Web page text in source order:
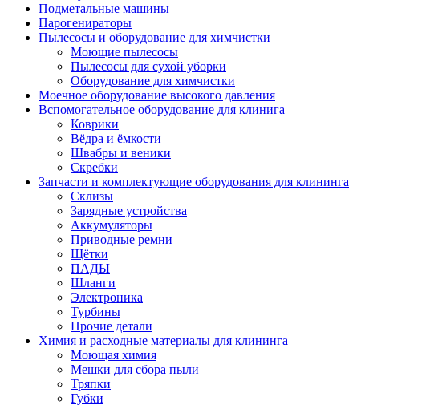
Подметальные машины
Парогенираторы
Пылесосы и оборудование для химчистки
Моющие пылесосы
Пылесосы для сухой уборки
Оборудование для химчистки
Моечное оборудование высокого давления
Вспомогательное оборудование для клинига
Коврики
Вёдра и ёмкости
Швабры и веники
Скребки
Запчасти и комплектующие оборудования для клининга
Склизы
Зарядные устройства
Аккумуляторы
Приводные ремни
Щётки
ПАДЫ
Шланги
Электроника
Турбины
Прочие детали
Химия и расходные материалы для клининга
Моющая химия
Мешки для сбора пыли
Тряпки
Губки